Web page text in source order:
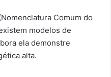
Comum do
modelos de
ela demonstre
alta.